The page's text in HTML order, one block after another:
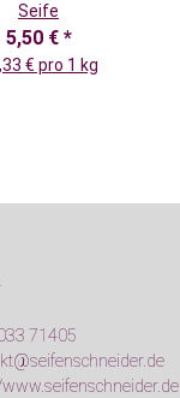
Seife
5,50 € *
€ pro 1 kg
71405